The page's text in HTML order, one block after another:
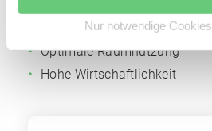
Nur notwendige
Anbaufelder
Optimale Raumnutzung
Hohe Wirtschaftlichkeit